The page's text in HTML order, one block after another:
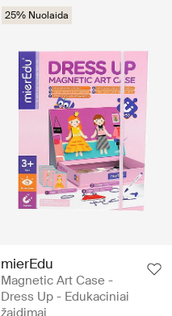
25% Nuolaida
mierEdu
Magnetic Art Case -
Dress Up - Edukaciniai